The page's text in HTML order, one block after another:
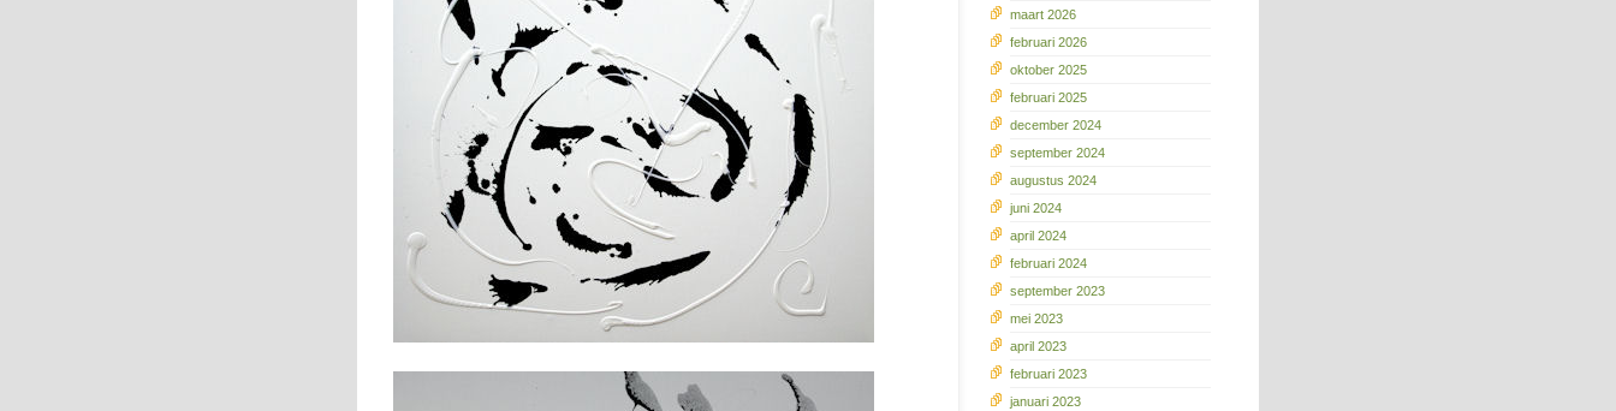
maart 2026
februari 2026
oktober 2025
februari 2025
december 2024
september 2024
augustus 2024
juni 2024
april 2024
februari 2024
september 2023
mei 2023
april 2023
februari 2023
januari 2023